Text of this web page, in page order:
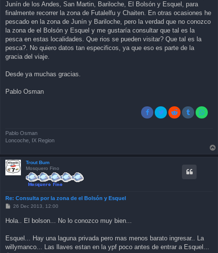
Junín de los Andes, San Martin, Bariloche, El Bolsón y Esquel, para
finalmente recorrer la zona de Futalelfu y Chaiten. En otras ocasiones he
pescado en la zona de Junín y Bariloche, pero la verdad que no conozco
la zona de el Bolsón y Esquel y me gustaría consultar que tal es la
pesca en estas localidades. Que rios se pueden visitar? Que tal es la
pesca?. No quiero datos tan especificos, ya que eso es parte de la
gracia del viaje.
Desde ya muchas gracias.
Pablo Osman
Pablo Osman
Loncoche, IX Region
Trout Bum
Mosquero Fino
Re: Consulta por la zona de el Bolsón y Esquel
P
t
26 Dec 2013, 12:00
Hola.. El bolson... No lo conozco muy bien...
Esquel... Hay una laguna privada pero mas menos barato ingresar.. La
willymanco... Las llaves estan en la ypf poco antes de entrar a Esquel...